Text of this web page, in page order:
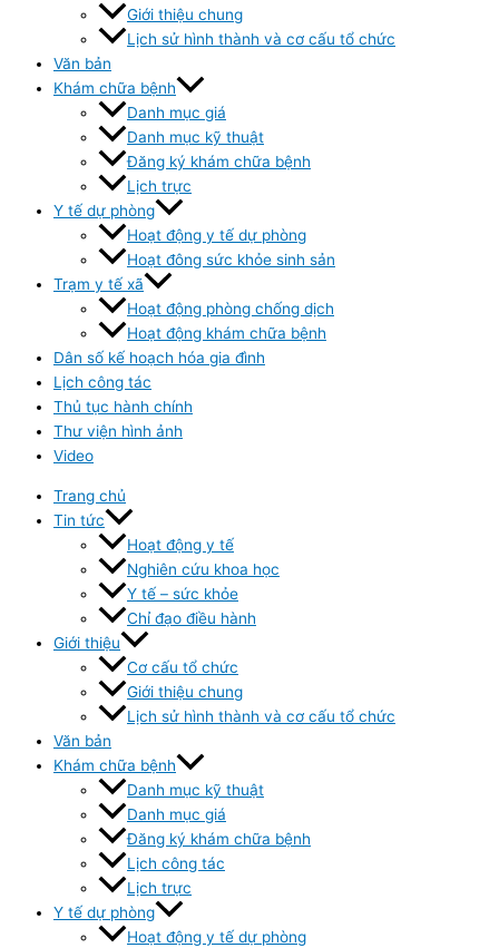
Giới thiệu chung
Lịch sử hình thành và cơ cấu tổ chức
Văn bản
Khám chữa bệnh
Danh mục giá
Danh mục kỹ thuật
Đăng ký khám chữa bệnh
Lịch trực
Y tế dự phòng
Hoạt động y tế dự phòng
Hoạt đông sức khỏe sinh sản
Trạm y tế xã
Hoạt động phòng chống dịch
Hoạt động khám chữa bệnh
Dân số kế hoạch hóa gia đình
Lịch công tác
Thủ tục hành chính
Thư viện hình ảnh
Video
Trang chủ
Tin tức
Hoạt động y tế
Nghiên cứu khoa học
Y tế – sức khỏe
Chỉ đạo điều hành
Giới thiệu
Cơ cấu tổ chức
Giới thiệu chung
Lịch sử hình thành và cơ cấu tổ chức
Văn bản
Khám chữa bệnh
Danh mục kỹ thuật
Danh mục giá
Đăng ký khám chữa bệnh
Lịch công tác
Lịch trực
Y tế dự phòng
Hoạt động y tế dự phòng